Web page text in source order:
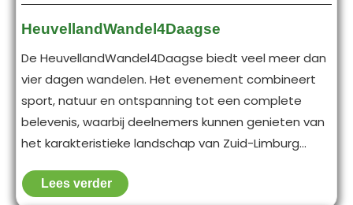
HeuvellandWandel4Daagse
De HeuvellandWandel4Daagse biedt veel meer dan
vier dagen wandelen. Het evenement combineert
sport, natuur en ontspanning tot een complete
belevenis, waarbij deelnemers kunnen genieten van
het karakteristieke landschap van Zuid-Limburg...
Lees verder